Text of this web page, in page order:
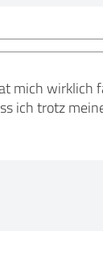
mich wirklich
ich trotz